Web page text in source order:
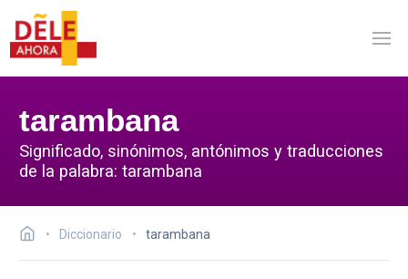
tarambana
Significado, sinónimos, antónimos y traducciones
de la palabra: tarambana
Diccionario tarambana